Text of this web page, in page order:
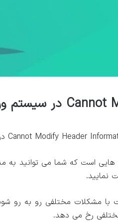
است که شما می توانید به
نمایید.
رخ می دهد.